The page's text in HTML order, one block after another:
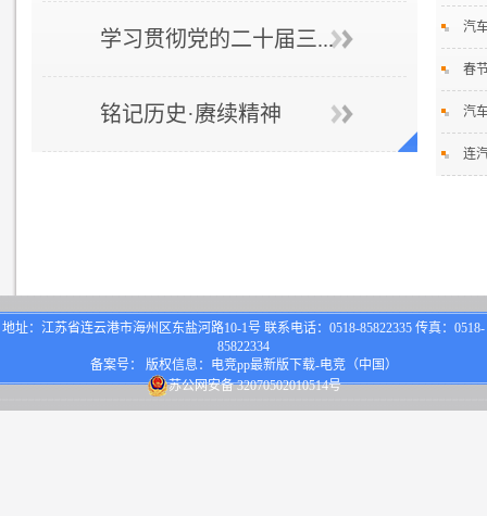
学习贯彻党的二十届三...
铭记历史·赓续精神
汽
春
汽
连
地址：江苏省连云港市海州区东盐河路10-1号 联系电话：0518-85822335 传真：0518-
85822334
备案号： 版权信息：电竞pp最新版下载-电竞（中国）
苏公网安备 32070502010514号